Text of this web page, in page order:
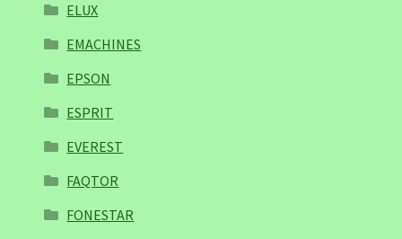
ELUX
EMACHINES
EPSON
ESPRIT
EVEREST
FAQTOR
FONESTAR